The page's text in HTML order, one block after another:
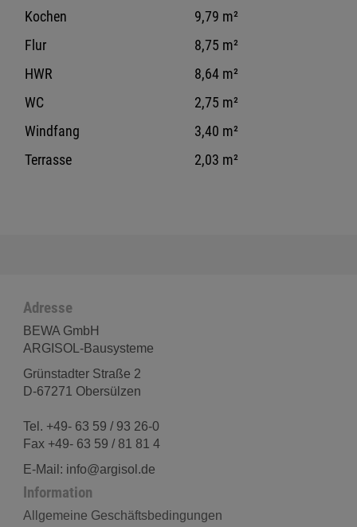
Kochen
9,79 m²
Flur
8,75 m²
HWR
8,64 m²
WC
2,75 m²
Windfang
3,40 m²
Terrasse
2,03 m²
Adresse
BEWA GmbH
ARGISOL-Bausysteme
Grünstadter Straße 2
D-67271 Obersülzen
Tel. +49- 63 59 / 93 26-0
Fax +49- 63 59 / 81 81 4
E-Mail: info@argisol.de
Information
Allgemeine Geschäftsbedingungen